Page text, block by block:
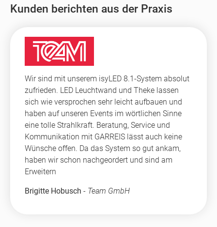
Kunden berichten aus der Praxis
Wir sind mit unserem isyLED 8.1-System absolut
zufrieden. LED Leuchtwand und Theke lassen
sich wie versprochen sehr leicht aufbauen und
haben auf unseren Events im wörtlichen Sinne
eine tolle Strahlkraft. Beratung, Service und
Kommunikation mit GARREIS lässt auch keine
Wünsche offen. Da das System so gut ankam,
haben wir schon nachgeordert und sind am
Erweitern
Brigitte Hobusch - Team GmbH